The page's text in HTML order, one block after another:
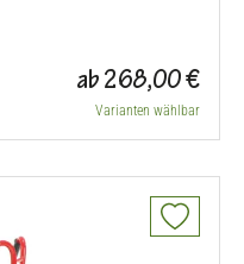
ab 268,00 €
Varianten wählbar